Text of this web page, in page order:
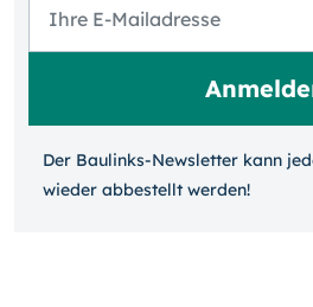
Der Baulinks-Newsletter kann
wieder ab­bestellt werden!